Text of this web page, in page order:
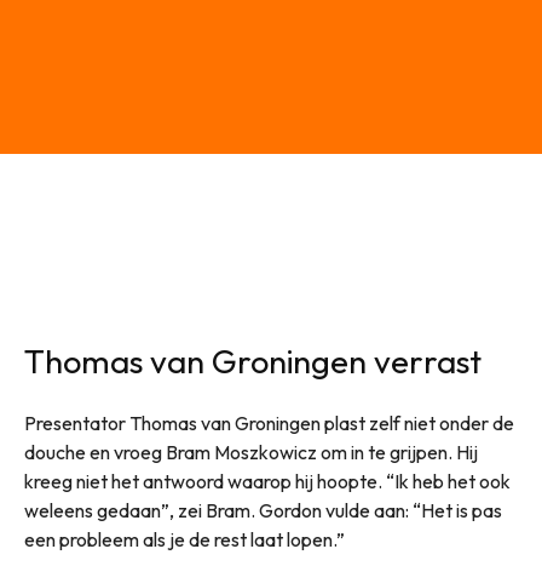
Thomas van Groningen verrast
Presentator Thomas van Groningen plast zelf niet onder de
douche en vroeg Bram Moszkowicz om in te grijpen. Hij
kreeg niet het antwoord waarop hij hoopte. “Ik heb het ook
weleens gedaan”, zei Bram. Gordon vulde aan: “Het is pas
een probleem als je de rest laat lopen.”